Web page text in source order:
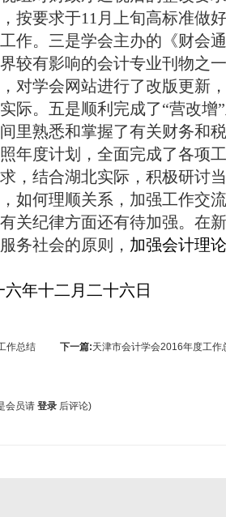
按要求于11 月上旬高标准做
作。三是学会主办的《财会
较有影响的会计专业刊物之
对学会网站进行了改版更新
际。五是顺利完成了“营改
里熟悉和掌握了有关财务和
年度计划，全面完成了各项
，结合湖北实际，积极研讨
如何理顺关系，加强工作交
关纪律方面还有待加强。在
务社会的原则， 加强会计理
六年十二月二十六日
作总结 下一篇:天津市会计学会2016年度工作
会员请 登录 后评论)